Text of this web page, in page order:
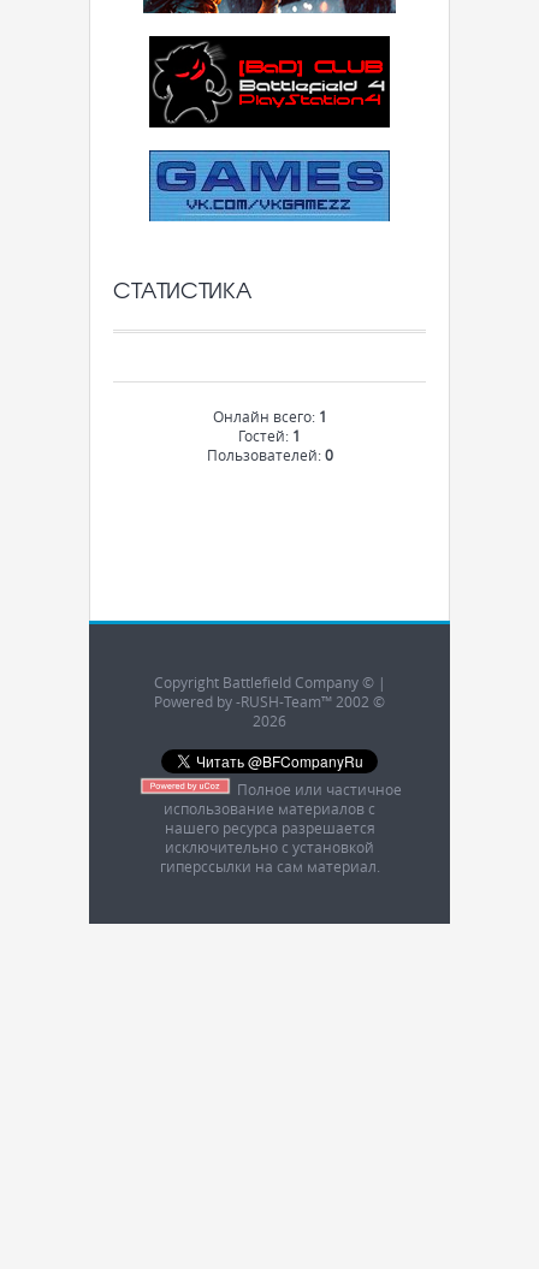
СТАТИСТИКА
Онлайн всего: 1
Гостей: 1
Пользователей:0
Copyright Battlefield Company © |
Powered by -RUSH-Team™ 2002 ©
2026
Полное или частичное
использование материалов с
нашего ресурса разрешается
исключительно с установкой
гиперссылки на сам материал.